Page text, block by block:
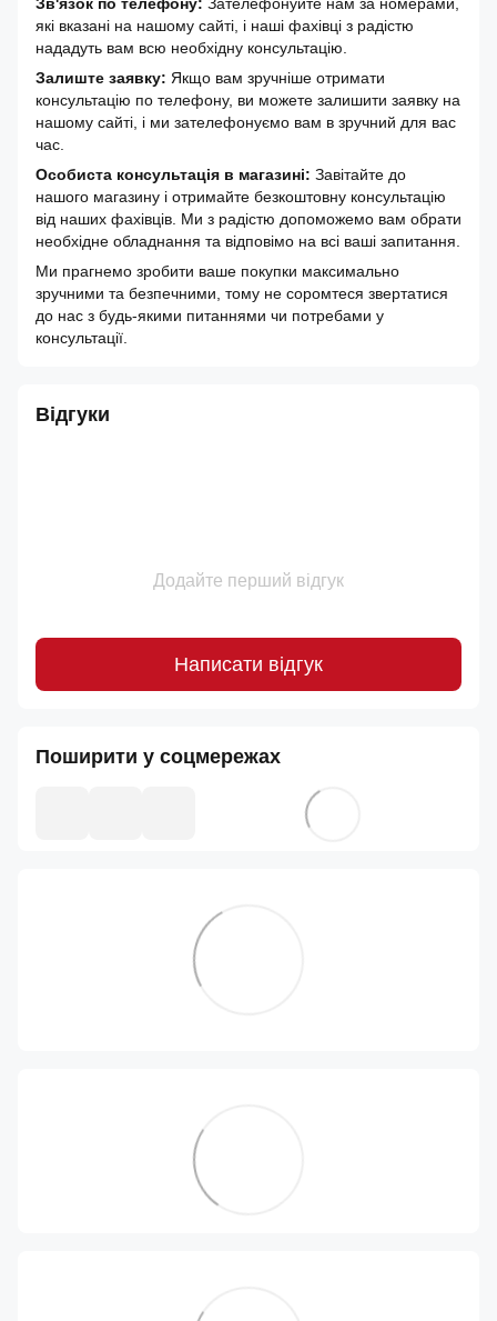
які вказані на нашому сайті, і наші фахівці з радістю
нададуть вам всю необхідну консультацію.
Залиште заявку: Якщо вам зручніше отримати
консультацію по телефону, ви можете залишити заявку на
нашому сайті, і ми зателефонуємо вам в зручний для вас
час.
Особиста консультація в магазині: Завітайте до
нашого магазину і отримайте безкоштовну консультацію
від наших фахівців. Ми з радістю допоможемо вам обрати
необхідне обладнання та відповімо на всі ваші запитання.
Ми прагнемо зробити ваше покупки максимально
зручними та безпечними, тому не соромтеся звертатися
до нас з будь-якими питаннями чи потребами у
консультації.
Відгуки
Додайте перший відгук
Написати відгук
Поширити у соцмережах